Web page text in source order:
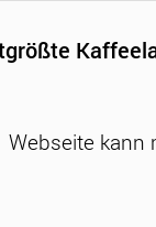
Webseite kann